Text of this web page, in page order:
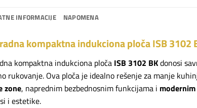
INFORMACIJE NAPOMENA
kompaktna indukciona ploča ISB
kompaktna indukciona ploča ISB 3102 BKdonosi
rukovanje. Ova ploča je idealno rešenje za manje
zone, naprednim bezbednosnim funkcijama i
i estetike.